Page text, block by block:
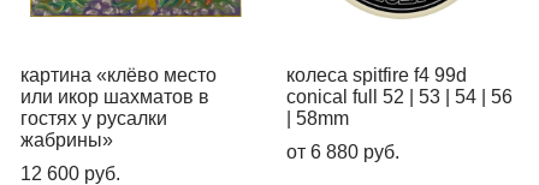
картина «клёво место
или икор шахматов в
гостях у русалки
жабрины»
12 600 pуб.
колеса spitfire f4 99d
conical full 52 | 53 | 54 | 56
| 58mm
от 6 880 pуб.